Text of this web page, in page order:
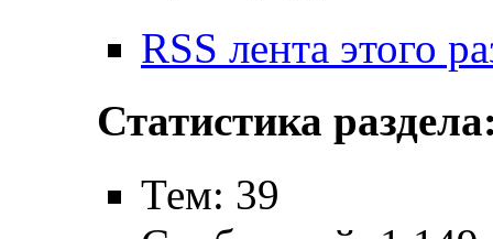
RSS лента этого
Статистика
Тем: 39